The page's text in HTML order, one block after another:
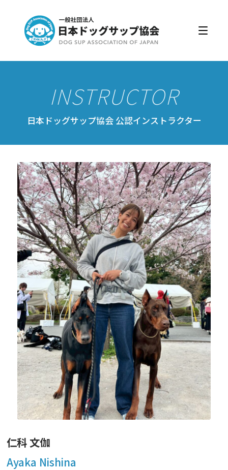
入会・更新
公認スクール・インストラクター
公認スクール案内
資格取得・協会規約
会員ページ
ドッグサップをはじめよう
ニュース
フォト＆ムービー
お問い合わせ
日本ドッグサップ協会 公認インストラクター
仁科 文伽
Ayaka Nishina